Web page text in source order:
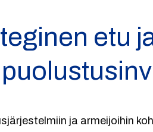
etu
ja armeijoihin